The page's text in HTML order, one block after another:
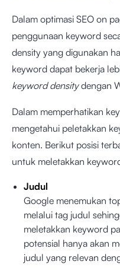
Dalam optimasi SEO on
penggunaan keyword
density yang digunakan
keyword dapat bekerja
keyword densitydengan
Dalam memperhatikan
mengetahui peletakkan
konten. Berikut posisi
untuk meletakkan
Judul
Google menemukan
melalui tag judul
meletakkan keyword
potensial hanya akan
judul yang relevan